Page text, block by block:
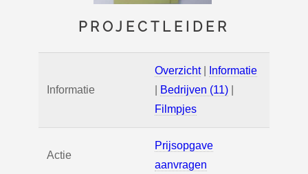
PROJECTLEIDER
Informatie
Overzicht|
Informatie
Bedrijven (11)
Filmpjes
Actie
Prijsopgave
aanvragen